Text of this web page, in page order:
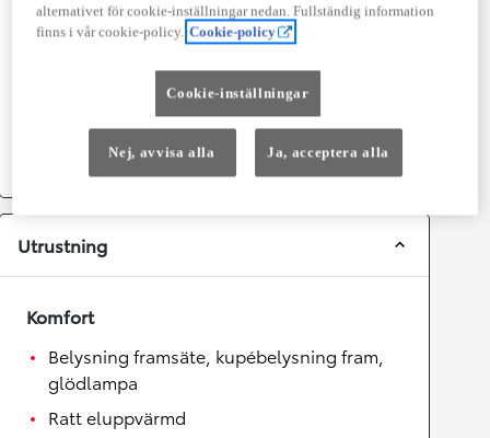
Topphastighet 180 km/h
Acceleration 0-100km/h
Automat
Utrustning
Komfort
Belysning framsäte, kupébelysning fram,
glödlampa
Ratt eluppvärmd
alternativet för cookie-inställningar nedan. Fullständig information
finns i vår cookie-policy. Cookie-policy
Cookie-inställningar
Nej, avvisa alla Ja, acceptera alla